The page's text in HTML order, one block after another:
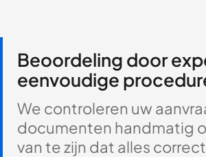
Beoordeling door
eenvoudige
We controleren uw
documenten handmatig
van te zijn dat alles